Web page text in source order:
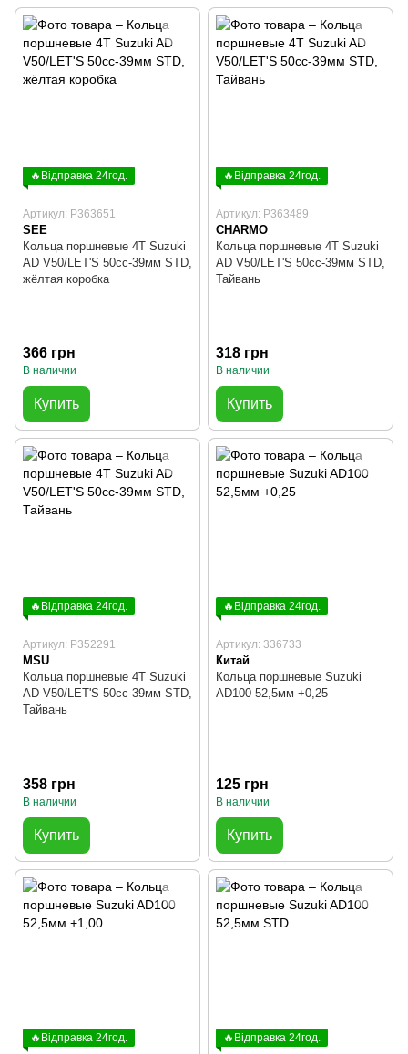
🔥Відправка 24год.
Артикул: P363651
SEE
Кольца поршневые 4T Suzuki
AD V50/LET'S 50cc-39мм STD,
жёлтая коробка
366 грн
В наличии
Купить
🔥Відправка 24год.
Артикул: P363489
CHARMO
Кольца поршневые 4T Suzuki
AD V50/LET'S 50cc-39мм STD,
Тайвань
318 грн
В наличии
Купить
🔥Відправка 24год.
Артикул: P352291
MSU
Кольца поршневые 4T Suzuki
AD V50/LET'S 50cc-39мм STD,
Тайвань
358 грн
В наличии
Купить
🔥Відправка 24год.
Артикул: 336733
Китай
Кольца поршневые Suzuki
AD100 52,5мм +0,25
125 грн
В наличии
Купить
🔥Відправка 24год. 🔥Відправка 24год.